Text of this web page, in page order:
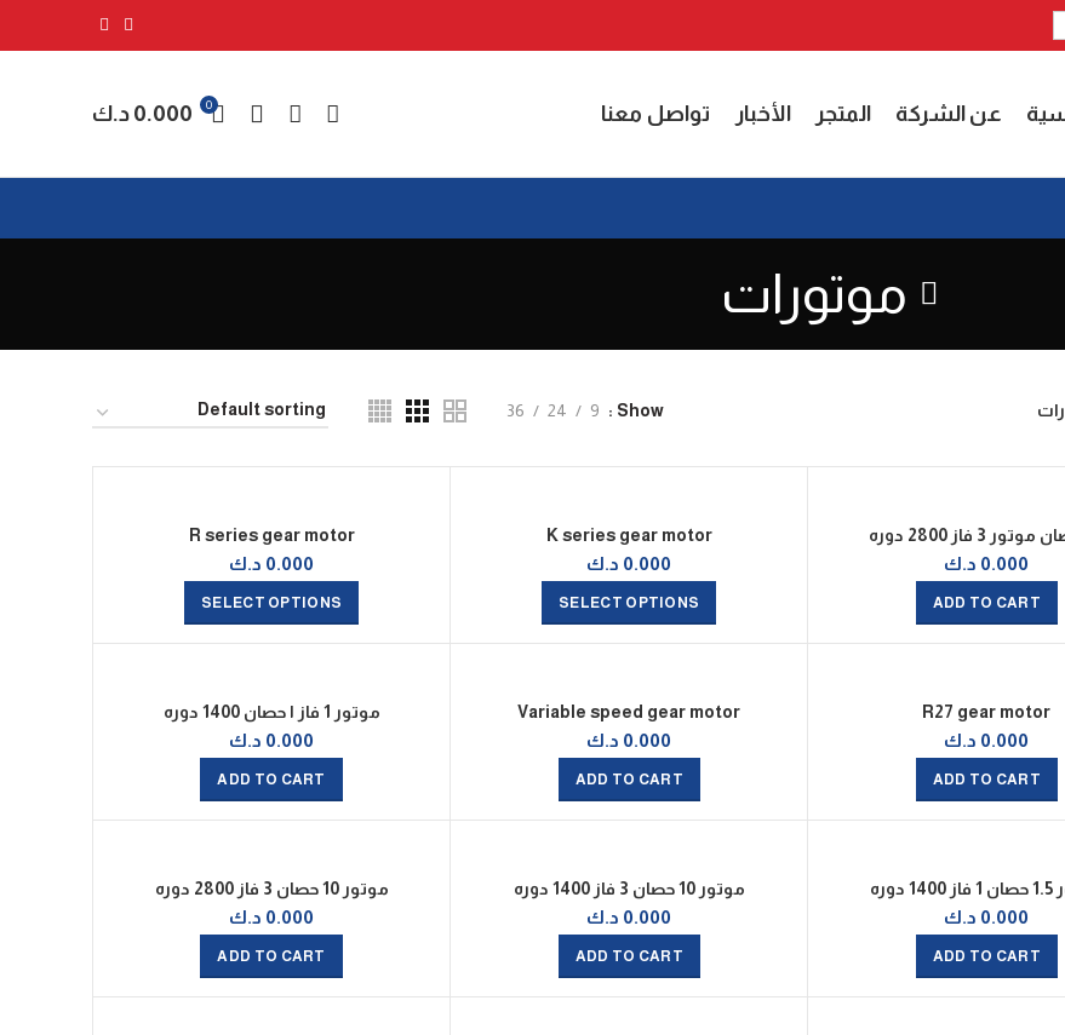
عن الشركة المتجر الأخبار تواصل معنا 0
0.000 د.ك
موتورات
Show
9
24
36
0.000 د.ك
ADD TO CART
K series gear motor
0.000 د.ك
SELECT OPTIONS
R series gear motor
0.000 د.ك
SELECT OPTIONS
R27 gear motor
0.000 د.ك
ADD TO CART
Variable speed gear motor
0.000 د.ك
ADD TO CART
موتور 1 فاز ا حصان 1400 دوره
0.000 د.ك
ADD TO CART
0.000 د.ك
ADD TO CART
موتور 10 حصان 3 فاز 1400 دوره
0.000 د.ك
ADD TO CART
موتور 10 حصان 3 فاز 2800 دوره
0.000 د.ك
ADD TO CART